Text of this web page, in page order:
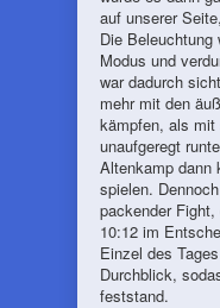
auf unserer
Die
Modus und
war dadurch
mehr mit den
kämpfen, als mit
unaufgeregt
Altenkamp dann
spielen.
packender
10:12 im
Einzel des
Durchblick,
feststand.